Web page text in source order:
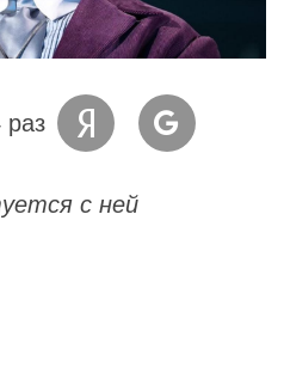
раз
с ней